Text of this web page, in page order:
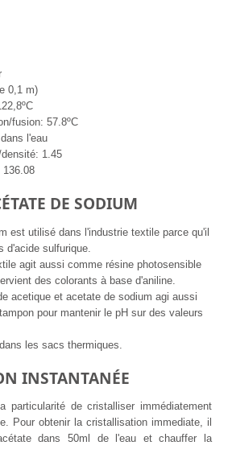
0,1 m)
fusion: 57.8ºC
l'eau
1.45
136.08
DE SODIUM
est utilisé dans l'industrie textile parce qu'il
d'acide sulfurique.
agit aussi comme résine photosensible
des colorants à base d'aniline.
acetique et acetate de sodium agi aussi
pour mantenir le pH sur des valeurs
les sacs thermiques.
INSTANTANÉE
particularité de cristalliser immédiatement
Pour obtenir la cristallisation immediate, il
dans 50ml de l'eau et chauffer la